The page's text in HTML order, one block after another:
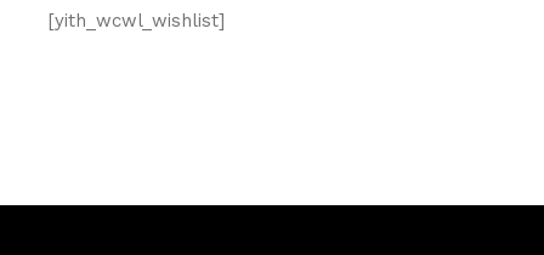
[yith_wcwl_wishlist]